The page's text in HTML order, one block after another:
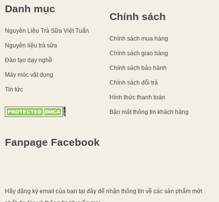
Danh mục
Nguyên Liệu Trà Sữa Việt Tuấn
Nguyên liệu trà sữa
Đào tạo dạy nghề
Máy móc vật dụng
Tin tức
Chính sách
Chính sách mua hàng
Chính sách giao hàng
Chính sách bảo hành
Chính sách đổi trả
Hình thức thanh toán
Bảo mật thông tin khách hàng
Fanpage Facebook
Hãy đăng ký email của bạn tại đây để nhận thông tin về các sản phẩm mới